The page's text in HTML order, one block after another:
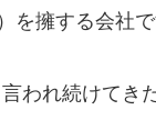
擁する会社で
われ続けてき